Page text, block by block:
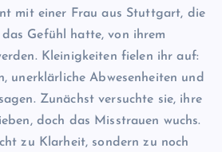
mit einer Frau aus Stuttgart, die
Gefühl hatte, von ihrem
Kleinigkeiten fielen ihr auf:
unerklärliche Abwesenheiten und
Zunächst versuchte sie, ihre
doch das Misstrauen wuchs.
zu Klarheit, sondern zu noch